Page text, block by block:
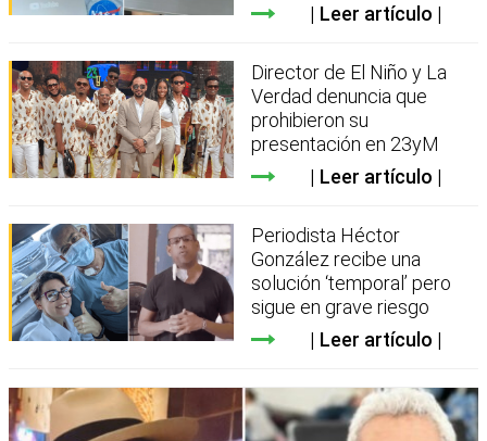
Leer artículo
Director de El Niño y La
Verdad denuncia que
prohibieron su
presentación en 23yM
Leer artículo
Periodista Héctor
González recibe una
solución ‘temporal’ pero
sigue en grave riesgo
Leer artículo